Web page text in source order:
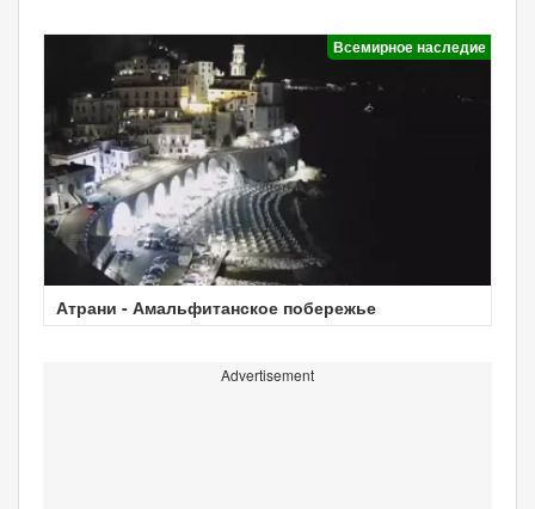
Всемирное наследие
Атрани - Амальфитанское побережье
Advertisement